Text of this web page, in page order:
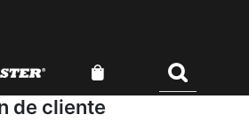
de cliente